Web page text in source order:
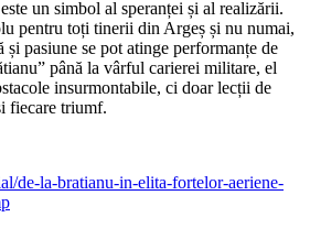
un simbol al speranței și al realizării.
pentru toți tinerii din Argeș și nu numai,
și pasiune se pot atinge performanțe de
până la vârful carierei militare, el
insurmontabile, ci doar lecții de
fiecare triumf.
de-la-bratianu-in-elita-fortelor-aeriene-